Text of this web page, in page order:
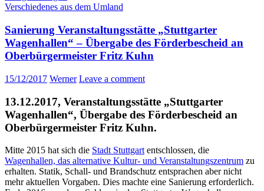
Verschiedenes aus dem Umland
Sanierung Veranstaltungsstätte „Stuttgarter
Wagenhallen“ – Übergabe des Förderbescheid an
Oberbürgermeister Fritz Kuhn
15/12/2017 Werner Leave a comment
13.12.2017, Veranstaltungsstätte „Stuttgarter
Wagenhallen“, Übergabe des Förderbescheid an
Oberbürgermeister Fritz Kuhn.
Mitte 2015 hat sich die Stadt Stuttgart entschlossen, die
Wagenhallen, das alternative Kultur- und Veranstaltungszentrum zu
erhalten. Statik, Schall- und Brandschutz entsprachen aber nicht
mehr aktuellen Vorgaben. Dies machte eine Sanierung erforderlich.